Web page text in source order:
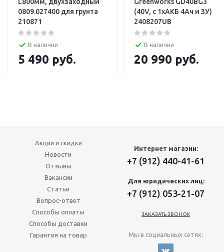
0809.027400 для грунта
210871
В наличии
5 490 руб.
(40V, с 1хАКБ 4Ач и ЗУ)
2408207UB
В наличии
20 990 руб.
Акции и скидки
Новости
Отзывы
Вакансии
Статьи
Вопрос-ответ
Способы оплаты
Способы доставки
Гарантия на товар
Интернет магазин:
+7 (912) 440-41-61
Для юридических лиц:
+7 (912) 053-21-07
ЗАКАЗАТЬ ЗВОНОК
Мы в социальных сетях: